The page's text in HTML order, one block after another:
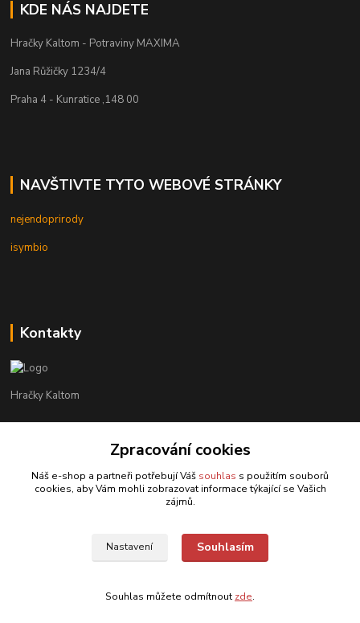
KDE NÁS NAJDETE
Hračky Kaltom - Potraviny MAXIMA
Jana Růžičky 1234/4
Praha 4 - Kunratice ,148 00
NAVŠTIVTE TYTO WEBOVÉ STRÁNKY
nejendoprirody
isymbio
Kontakty
Hračky Kaltom
+420 777 538 008
hrackykaltom@gmail.com
Zpracování cookies
Náš e-shop a partneři potřebují Váš souhlas s použitím souborů
cookies, aby Vám mohli zobrazovat informace týkající se Vašich
zájmů.
Nastavení Souhlasím
Souhlas můžete odmítnout zde.